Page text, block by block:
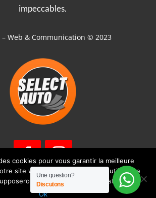
impeccables.
– Web & Communication © 2023
Politique de confidentialité
Une question?
Discutons
cookies pour vous garantir la meilleure
site web. Si vous continuez à utiliser ce
que vous en êtes satisfait.
Ok